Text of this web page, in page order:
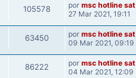
105578 por msc hotline sat
27 Mar 2021, 19:11
63450 por msc hotline sat
09 Mar 2021, 09:19
86222 por msc hotline sat
04 Mar 2021, 12:09